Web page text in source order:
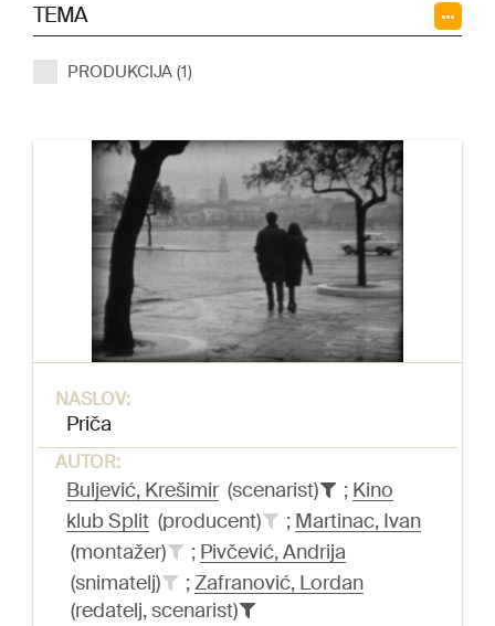
TEMA
PRODUKCIJA (1)
NASLOV:
Priča
AUTOR:
Buljević, Krešimir (scenarist) ; Kino
klub Split (producent) ; Martinac, Ivan
(montažer)
; Pivčević, Andrija
(snimatelj)
;Zafranović, Lordan
(redatelj, scenarist)